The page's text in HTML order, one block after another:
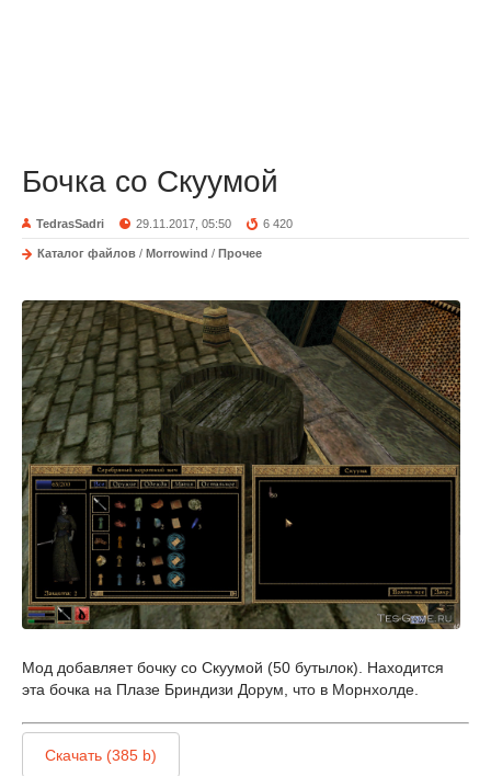
Бочка со Скуумой
TedrasSadri 29.11.2017, 05:50 6 420
Каталог файлов / Morrowind / Прочее
Мод добавляет бочку со Скуумой (50 бутылок). Находится
эта бочка на Плазе Бриндизи Дорум, что в Морнхолде.
Скачать (385 b)